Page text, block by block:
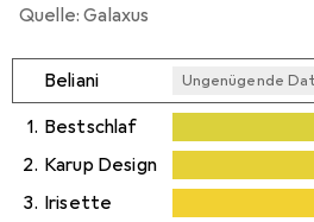
Quelle: Galaxus
Beliani Ungenügende
1. Bestschlaf
2. Karup Design
3. Irisette